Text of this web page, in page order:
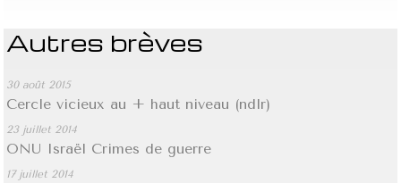
Autres brèves
30 août 2015
Cercle vicieux au + haut niveau (ndlr)
23 juillet 2014
ONU Israël Crimes de guerre
17 juillet 2014